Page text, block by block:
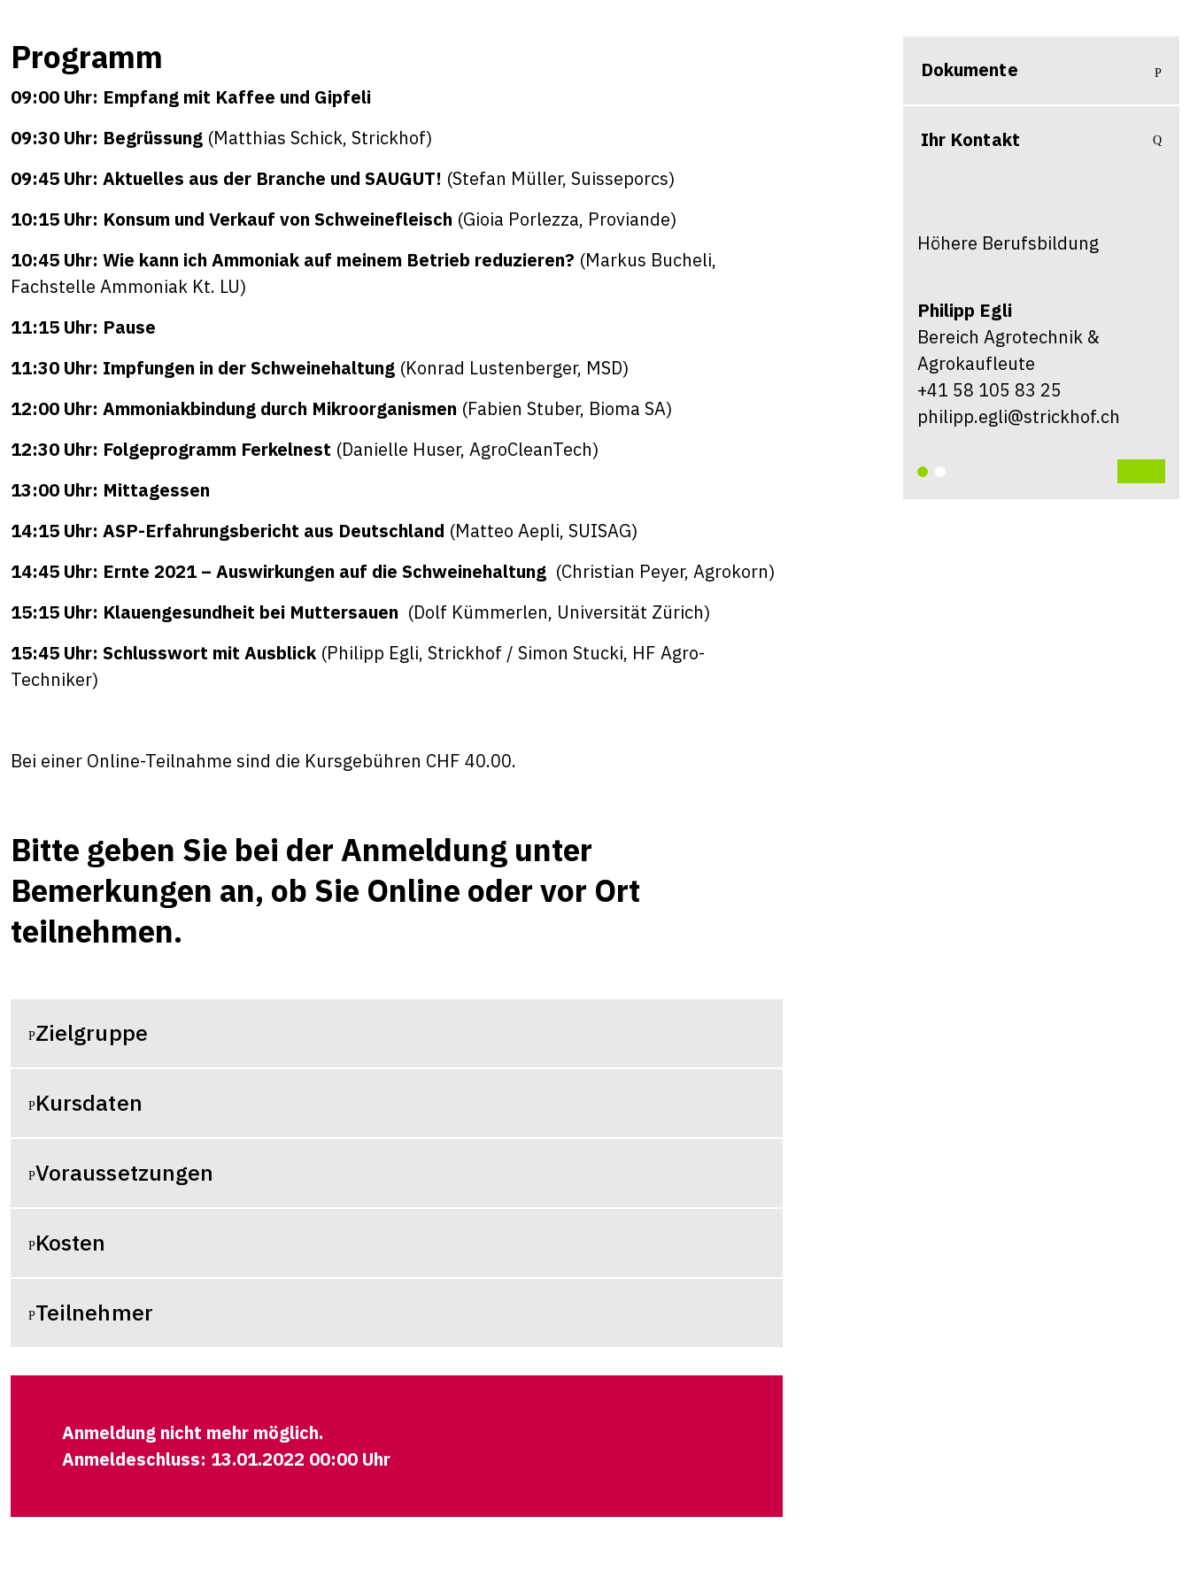
Programm
09:00 Uhr: Empfang mit Kaffee und Gipfeli
09:30 Uhr: Begrüssung (Matthias Schick, Strickhof)
09:45 Uhr: Aktuelles aus der Branche und SAUGUT! (Stefan Müller, Suisseporcs)
10:15 Uhr: Konsum und Verkauf von Schweinefleisch (Gioia Porlezza, Proviande)
10:45 Uhr: Wie kann ich Ammoniak auf meinem Betrieb reduzieren? (Markus Bucheli,
Fachstelle Ammoniak Kt. LU)
11:15 Uhr: Pause
11:30 Uhr: Impfungen in der Schweinehaltung (Konrad Lustenberger, MSD)
12:00 Uhr: Ammoniakbindung durch Mikroorganismen (Fabien Stuber, Bioma SA)
12:30 Uhr: Folgeprogramm Ferkelnest (Danielle Huser, AgroCleanTech)
13:00 Uhr: Mittagessen
14:15 Uhr: ASP-Erfahrungsbericht aus Deutschland (Matteo Aepli, SUISAG)
14:45 Uhr: Ernte 2021 – Auswirkungen auf die Schweinehaltung (Christian Peyer, Agrokorn)
15:15 Uhr: Klauengesundheit bei Muttersauen (Dolf Kümmerlen, Universität Zürich)
15:45 Uhr: Schlusswort mit Ausblick (Philipp Egli, Strickhof / Simon Stucki, HF Agro-
Techniker)
Bei einer Online-Teilnahme sind die Kursgebühren CHF 40.00.
Bitte geben Sie bei der Anmeldung unter
Bemerkungen an, ob Sie Online oder vor Ort
teilnehmen.
Zielgruppe
Kursdaten
Voraussetzungen
Kosten
Teilnehmer
Anmeldung nicht mehr möglich.
Anmeldeschluss: 13.01.2022 00:00 Uhr
Dokumente
Ihr Kontakt
Höhere Berufsbildung
Philipp Egli
Bereich Agrotechnik &
Agrokaufleute
+41 58 105 83 25
philipp.egli@strickhof.ch